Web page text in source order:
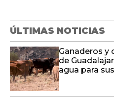
ÚLTIMAS NOTICIAS
Ganaderos y
de
agua para